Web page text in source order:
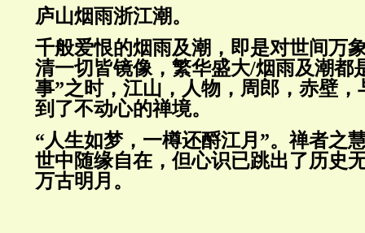
庐山烟雨浙江潮。
千般爱恨的烟雨及潮，即是对世间万
清一切皆镜像，繁华盛大/烟雨及潮都
事”之时，江山，人物，周郎，赤壁
到了不动心的禅境。
“人生如梦，一樽还酹江月”。禅者之
世中随缘自在，但心识已跳出了历史
万古明月。